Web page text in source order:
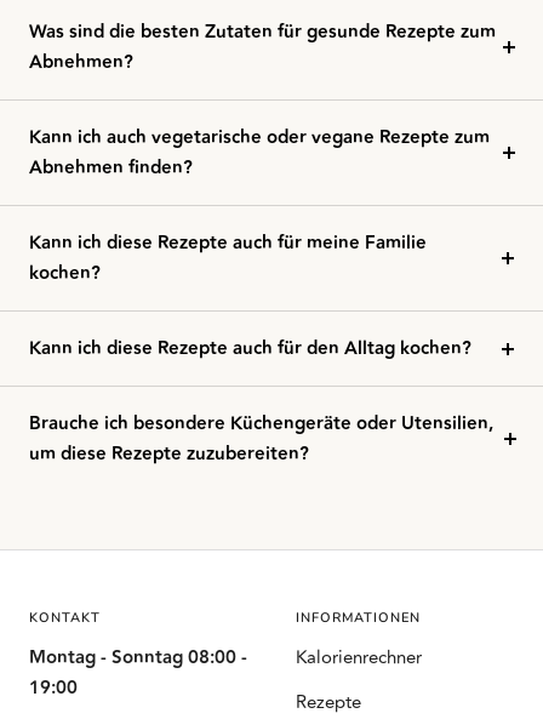
Was sind die besten Zutaten für gesunde Rezepte zum
Abnehmen?
Kann ich auch vegetarische oder vegane Rezepte zum
Abnehmen finden?
Kann ich diese Rezepte auch für meine Familie
kochen?
Kann ich diese Rezepte auch für den Alltag kochen?
Brauche ich besondere Küchengeräte oder Utensilien,
um diese Rezepte zuzubereiten?
KONTAKT
Montag - Sonntag 08:00 -
19:00
INFORMATIONEN
Kalorienrechner
Rezepte